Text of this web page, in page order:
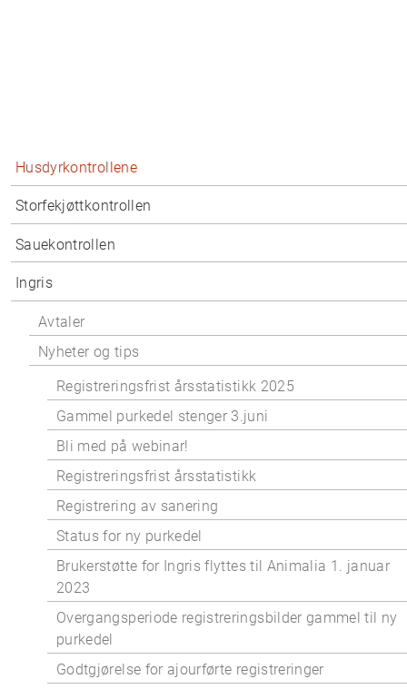
Husdyrkontrollene
Storfekjøttkontrollen
Sauekontrollen
Ingris
Avtaler
Nyheter og tips
Registreringsfrist årsstatistikk 2025
Gammel purkedel stenger 3.juni
Bli med på webinar!
Registreringsfrist årsstatistikk
Registrering av sanering
Status for ny purkedel
Brukerstøtte for Ingris flyttes til Animalia 1. januar
2023
Overgangsperiode registreringsbilder gammel til ny
purkedel
Godtgjørelse for ajourførte registreringer